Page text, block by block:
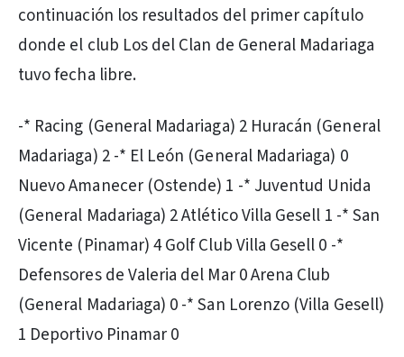
continuación los resultados del primer capítulo
donde el club Los del Clan de General Madariaga
tuvo fecha libre.
-* Racing (General Madariaga) 2 Huracán (General
Madariaga) 2 -* El León (General Madariaga) 0
Nuevo Amanecer (Ostende) 1 -* Juventud Unida
(General Madariaga) 2 Atlético Villa Gesell 1 -* San
Vicente (Pinamar) 4 Golf Club Villa Gesell 0 -*
Defensores de Valeria del Mar 0 Arena Club
(General Madariaga) 0 -* San Lorenzo (Villa Gesell)
1 Deportivo Pinamar 0